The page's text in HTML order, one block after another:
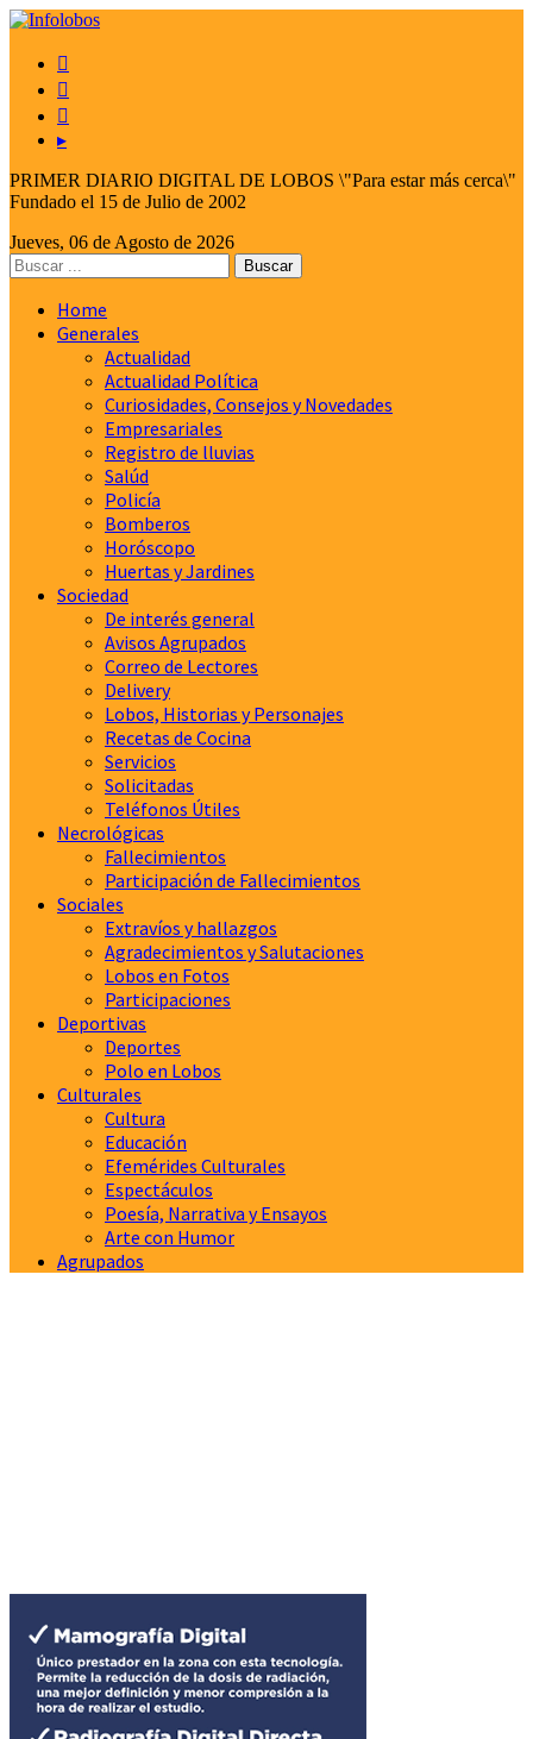



▸
PRIMER DIARIO DIGITAL DE LOBOS \"Para estar más cerca\"
Fundado el 15 de Julio de 2002
Jueves, 06 de Agosto de 2026
Home
Generales
Actualidad
Actualidad Política
Curiosidades, Consejos y Novedades
Empresariales
Registro de lluvias
Salúd
Policía
Bomberos
Horóscopo
Huertas y Jardines
Sociedad
De interés general
Avisos Agrupados
Correo de Lectores
Delivery
Lobos, Historias y Personajes
Recetas de Cocina
Servicios
Solicitadas
Teléfonos Útiles
Necrológicas
Fallecimientos
Participación de Fallecimientos
Sociales
Extravíos y hallazgos
Agradecimientos y Salutaciones
Lobos en Fotos
Participaciones
Deportivas
Deportes
Polo en Lobos
Culturales
Cultura
Educación
Efemérides Culturales
Espectáculos
Poesía, Narrativa y Ensayos
Arte con Humor
Agrupados